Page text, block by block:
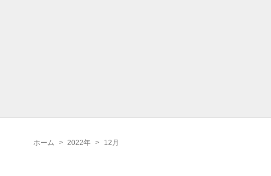
ホーム > 2022年 > 12月